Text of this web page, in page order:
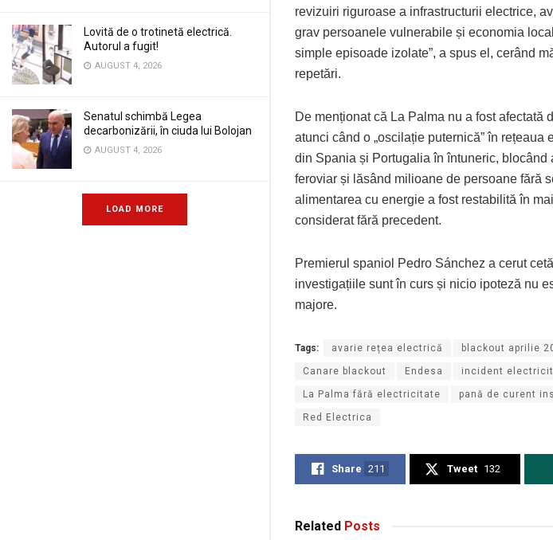
Lovită de o trotinetă electrică.
Autorul a fugit!
AUGUST 4, 2026
Senatul schimbă Legea
decarbonizării, în ciuda lui Bolojan
AUGUST 4, 2026
LOAD MORE
revizuiri riguroase a infrastructurii electrice,
grav persoanele vulnerabile și economia
simple episoade izolate”, a spus el, cerând
repetări.
De menționat că La Palma nu a fost
atunci când o „oscilație puternică” în
din Spania și Portugalia în întuneric, blocând
feroviar și lăsând milioane de persoane fără
alimentarea cu energie a fost restabilită în
considerat fără precedent.
Premierul spaniol Pedro Sánchez a cerut
investigațiile sunt în curs și nicio ipoteză nu
majore.
Tags: avarie rețea electrică blackout aprilie
Canare blackout Endesa incident
La Palma fără electricitate pană de curent
Red Electrica
Share 211 Tweet 132
Related Posts